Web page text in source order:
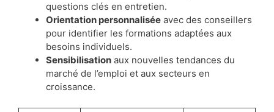
questions clés en entretien.
Orientation personnalisée avec des conseillers
pour identifier les formations adaptées aux
besoins individuels.
Sensibilisation aux nouvelles tendances du
marché de l’emploi et aux secteurs en
croissance.